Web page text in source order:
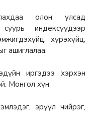
олон улсад
индексүүдээр
хүрэхүйц,
ашиглалаа.
иргэдээ хэрхэн
Монгол хүн
эрүүл чийрэг,